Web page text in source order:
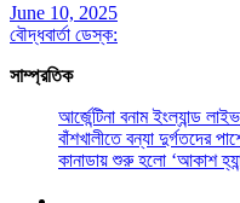
June 10, 2025
বৌদ্ধবার্তা ডেস্ক:
সাম্প্রতিক
আর্জেন্টিনা বনাম ইংল্যান্ড
বাঁশখালীতে বন্যা দুর্গতদের
কানাডায় শুরু হলো ‘আকাশ